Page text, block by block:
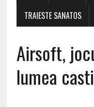
TRAIESTE SANATOS
Airsoft,
lumea